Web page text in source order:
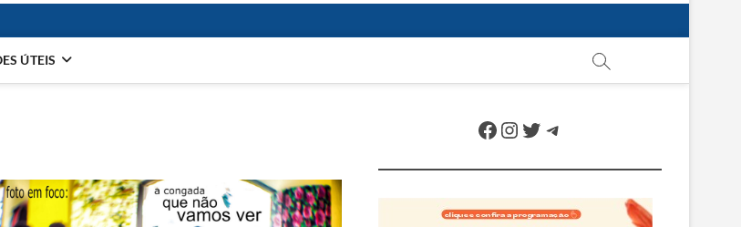
ÚTEIS
Facebook
Instagram
Twitter
Telegram